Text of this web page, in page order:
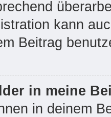
kann
Beitrag
in meine
in deinem